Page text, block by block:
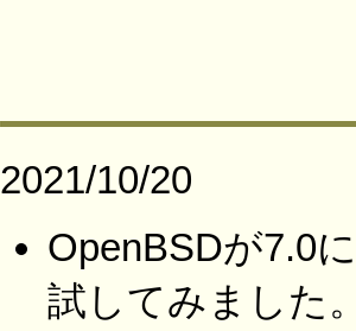
2021/10/20
OpenBSDが7.0
試してみました